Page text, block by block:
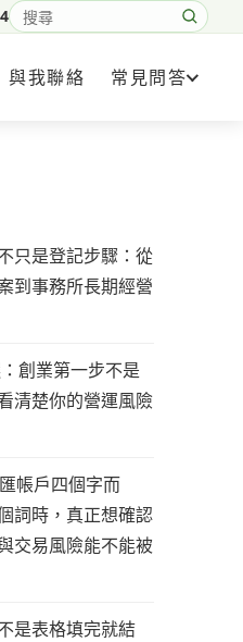
搜尋網站內容
與我聯絡 常見問答
只是登記步驟：從
到事務所長期經營
創業第一步不是
清楚你的營運風險
帳戶四個字而
詞時，真正想確認
交易風險能不能被
是表格填完就結